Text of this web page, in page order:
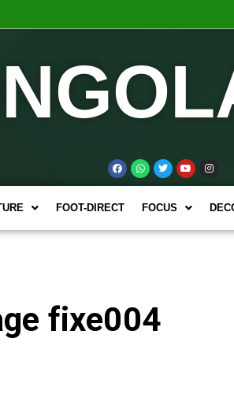
FOOT-DIRECT FOCUS
fixe004